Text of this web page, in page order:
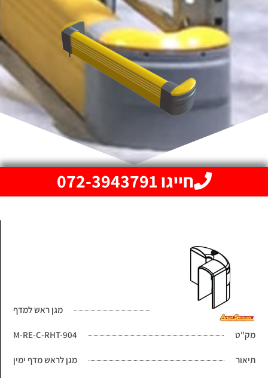
חייגו 072-3943791
מגן ראש למדף
מק"ט M-RE-C-RHT-904
תיאור מגן לראש מדף ימין